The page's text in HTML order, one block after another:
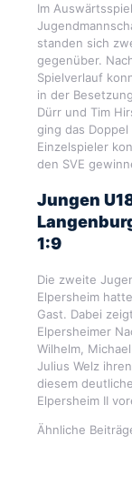
Im
standen sich
gegenüber.
Spielverlauf
in der
Dürr und Tim
ging das
Einzelspieler
den SVE
Jungen
1:9
Die zweite
Elpersheim
Gast. Dabei
Elpersheimer
Wilhelm,
Julius Welz
diesem
Elpersheim II
Ähnliche